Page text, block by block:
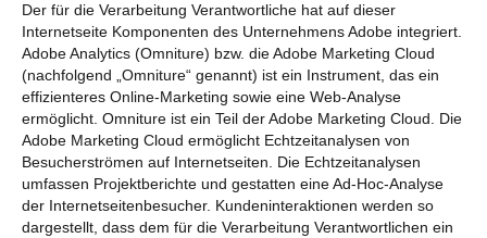
Der für die Verarbeitung Verantwortliche hat auf dieser
Internetseite Komponenten des Unternehmens Adobe integriert.
Adobe Analytics (Omniture) bzw. die Adobe Marketing Cloud
(nachfolgend „Omniture“ genannt) ist ein Instrument, das ein
effizienteres Online-Marketing sowie eine Web-Analyse
ermöglicht. Omniture ist ein Teil der Adobe Marketing Cloud. Die
Adobe Marketing Cloud ermöglicht Echtzeitanalysen von
Besucherströmen auf Internetseiten. Die Echtzeitanalysen
umfassen Projektberichte und gestatten eine Ad-Hoc-Analyse
der Internetseitenbesucher. Kundeninteraktionen werden so
dargestellt, dass dem für die Verarbeitung Verantwortlichen ein